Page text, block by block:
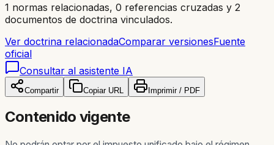
1 normas relacionadas, 0 referencias cruzadas y 2
documentos de doctrina vinculados.
Ver doctrina relacionadaComparar versionesFuente
oficial
Consultar al asistente IA
Compartir Copiar URL Imprimir / PDF
Contenido vigente